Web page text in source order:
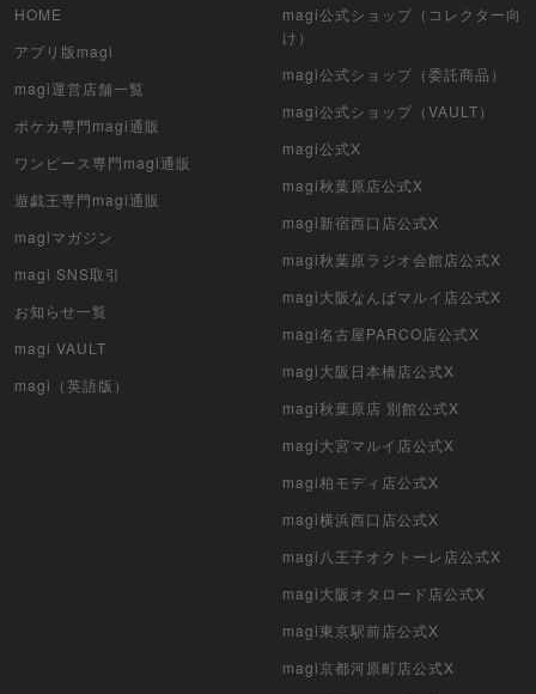
遊戯王（未開封パック）
デュエル・マスターズ
マジック：ザ・ギャザリング
ヴァイスシュヴァルツ
クリプトスペルズ
マイクリプトヒーローズ
デュエマクラシック
HOME
アプリ版magi
magi運営店舗一覧
ポケカ専門magi通販
ワンピース専門magi通販
遊戯王専門magi通販
magiマガジン
magi SNS取引
お知らせ一覧
magi VAULT
magi（英語版）
magi公式ショップ（コレクター向
け）
magi公式ショップ（委託商品）
magi公式ショップ（VAULT）
magi公式X
magi秋葉原店公式X
magi新宿西口店公式X
magi秋葉原ラジオ会館店公式X
magi大阪なんばマルイ店公式X
magi名古屋PARCO店公式X
magi大阪日本橋店公式X
magi秋葉原店 別館公式X
magi大宮マルイ店公式X
magi柏モディ店公式X
magi横浜西口店公式X
magi八王子オクトーレ店公式X
magi大阪オタロード店公式X
magi東京駅前店公式X
magi京都河原町店公式X